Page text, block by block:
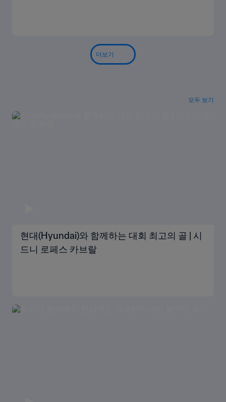
더보기
모두 보기
현대(Hyundai)와 함께하는 대회 최고의 골 | 시
드니 로페스 카브랄